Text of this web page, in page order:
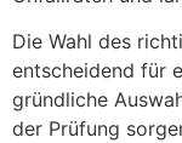
Die Wahl des
entscheidend für
gründliche
der Prüfung